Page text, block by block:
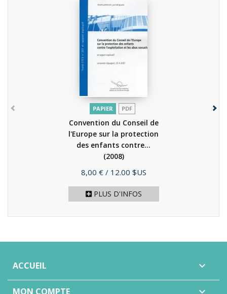
PAPIER PDF
Convention du Conseil de
l'Europe sur la protection
des enfants contre...
(2008)
Prix
8,00 € / 12.00 $US
PLUS D'INFOS
ACCUEIL 
MON COMPTE